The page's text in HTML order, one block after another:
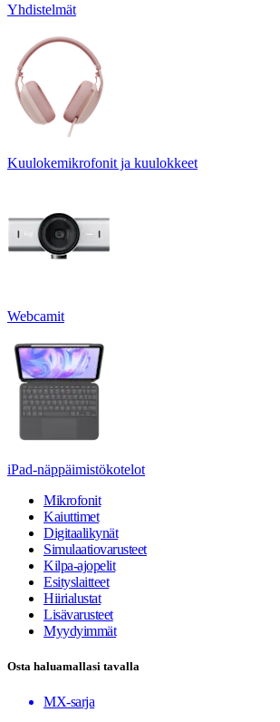
Yhdistelmät
Kuulokemikrofonit ja kuulokkeet
Webcamit
iPad-näppäimistökotelot
Mikrofonit
Kaiuttimet
Digitaalikynät
Simulaatiovarusteet
Kilpa-ajopelit
Esityslaitteet
Hiirialustat
Lisävarusteet
Myydyimmät
Osta haluamallasi tavalla
MX-sarja